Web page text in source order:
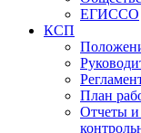
ЕГИССО
КСП
План
Отчеты